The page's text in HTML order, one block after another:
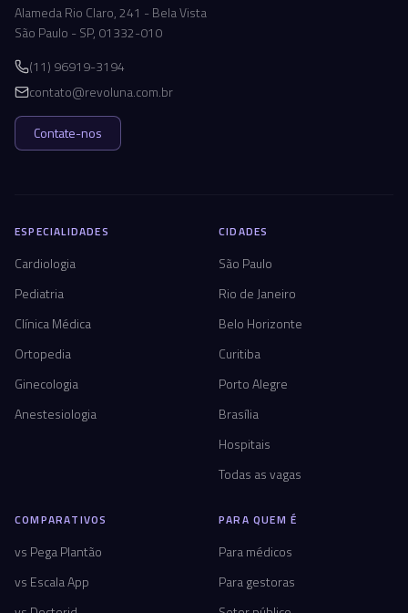
Alameda Rio Claro, 241 - Bela Vista
São Paulo - SP, 01332-010
(11) 96919-3194
contato@revoluna.com.br
Contate-nos
ESPECIALIDADES
Cardiologia
Pediatria
Clínica Médica
Ortopedia
Ginecologia
Anestesiologia
CIDADES
São Paulo
Rio de Janeiro
Belo Horizonte
Curitiba
Porto Alegre
Brasília
Hospitais
Todas as vagas
COMPARATIVOS
vs Pega Plantão
vs Escala App
PARA QUEM É
Para médicos
Para gestoras